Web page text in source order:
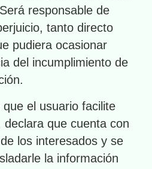
responsable de
tanto directo
pudiera ocasionar
del incumplimiento de
el usuario facilite
que cuenta con
los interesados y se
la información